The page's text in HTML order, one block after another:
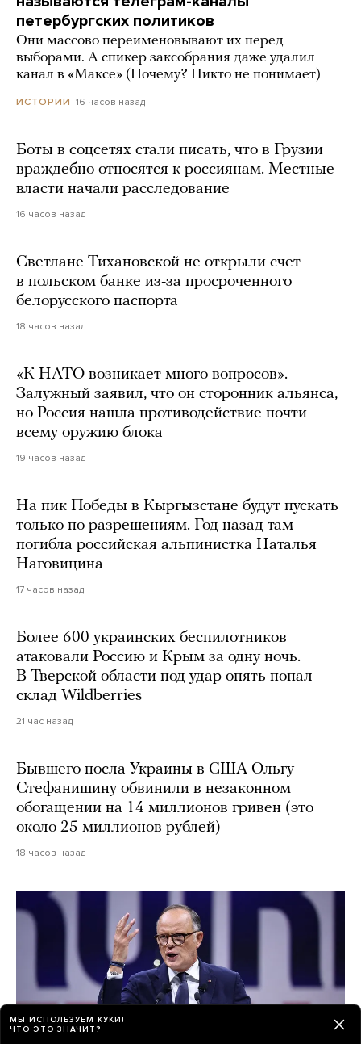
петербургских политиков
Они массово переименовывают их перед
выборами. А спикер заксобрания даже удалил
канал в «Максе» (Почему? Никто не понимает)
ИСТОРИИ 16 часов назад
Боты в соцсетях стали писать, что в Грузии
враждебно относятся к россиянам. Местные
власти начали расследование
16 часов назад
Светлане Тихановской не открыли счет
в польском банке из-за просроченного
белорусского паспорта
18 часов назад
«К НАТО возникает много вопросов».
Залужный заявил, что он сторонник альянса,
но Россия нашла противодействие почти
всему оружию блока
19 часов назад
На пик Победы в Кыргызстане будут пускать
только по разрешениям. Год назад там
погибла российская альпинистка Наталья
Наговицина
17 часов назад
Более 600 украинских беспилотников
атаковали Россию и Крым за одну ночь.
В Тверской области под удар опять попал
склад Wildberries
21 час назад
Бывшего посла Украины в США Ольгу
Стефанишину обвинили в незаконном
обогащении на 14 миллионов гривен (это
около 25 миллионов рублей)
18 часов назад
МЫ ИСПОЛЬЗУЕМ КУКИ!
ЧТО ЭТО ЗНАЧИТ?